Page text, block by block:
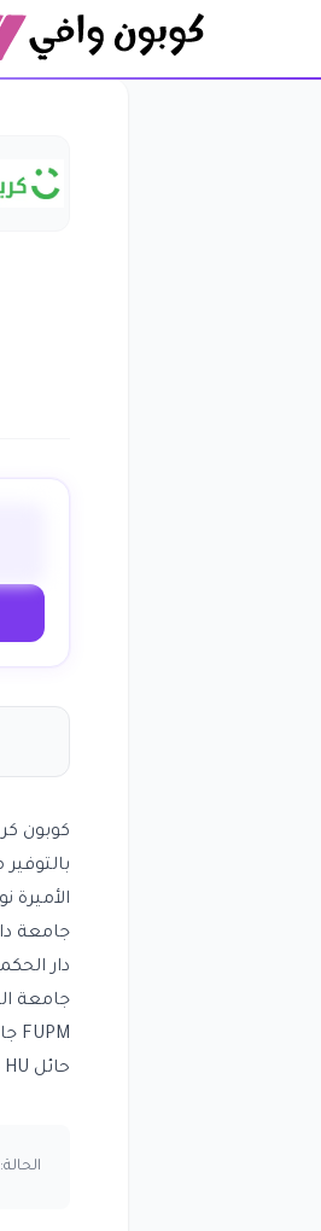
حائل HU جامعة تبوك TU جامعة شقراء SHU جامعة الأمير سطام PSAU
الحالة: